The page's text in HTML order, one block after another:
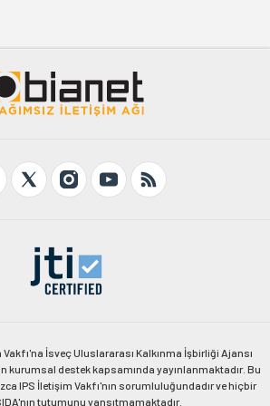
İsveç Uluslararası Kalkınma İşbirliği Ajansı
kurumsal destek kapsamında yayınlanmaktadır. Bu
IPS İletişim Vakfı'nın sorumluluğundadır ve hiçbir
tutumunu yansıtmamaktadır.